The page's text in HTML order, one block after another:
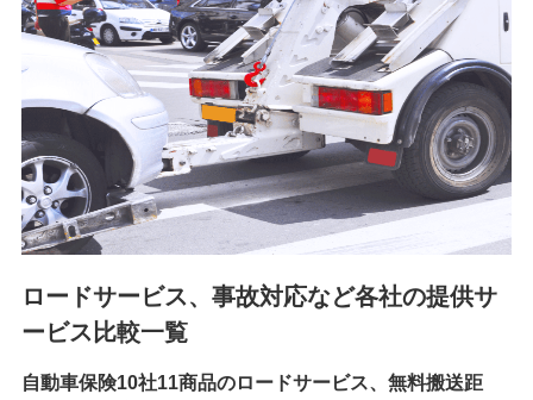
7.社員（従業者）の個人情報
人事･勤怠･健康・労務等の管理、給与支給、福利厚生・採用
退職関連処理等の各種手続きのため、当社と従業員または従
業員同士の連絡のため
8.取引先個人情報
取引先としての選定業務、営業情報の提供業務、契約締結手
続き業務、取引管理業務、およびこれらに準ずる業務の遂行
のため
9.お問い合わせ情報
各種お問い合わせに対応するため
10.受託業務の 個人情報
ロードサービス、事故対応など各社の提供サ
ービス比較一覧
自動車保険10社11商品のロードサービス、無料搬送距